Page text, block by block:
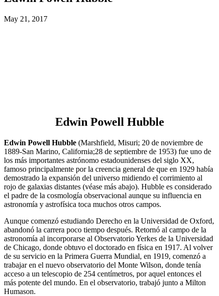
May 21, 2017
Edwin Powell Hubble
Edwin Powell Hubble (Marshfield, Misuri; 20 de noviembre de
1889-San Marino, California;28 de septiembre de 1953) fue uno de
los más importantes astrónomo estadounidenses del siglo XX,
famoso principalmente por la creencia general de que en 1929 había
demostrado la expansión del universo midiendo el corrimiento al
rojo de galaxias distantes (véase más abajo). Hubble es considerado
el padre de la cosmología observacional aunque su influencia en
astronomía y astrofísica toca muchos otros campos.
Aunque comenzó estudiando Derecho en la Universidad de Oxford,
abandonó la carrera poco tiempo después. Retornó al campo de la
astronomía al incorporarse al Observatorio Yerkes de la Universidad
de Chicago, donde obtuvo el doctorado en física en 1917. Al volver
de su servicio en la Primera Guerra Mundial, en 1919, comenzó a
trabajar en el nuevo observatorio del Monte Wilson, donde tenía
acceso a un telescopio de 254 centímetros, por aquel entonces el
más potente del mundo. En el observatorio, trabajó junto a Milton
Humason.